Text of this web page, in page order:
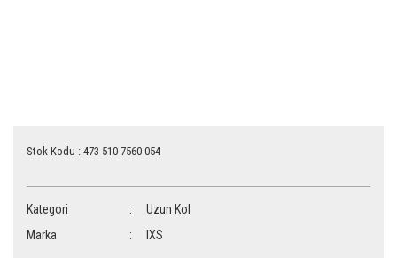
Stok Kodu : 473-510-7560-054
Kategori
Uzun Kol
Marka
IXS